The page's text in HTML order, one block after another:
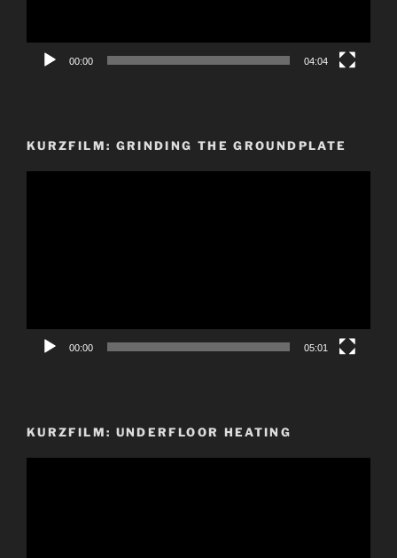
00:00 04:04
KURZFILM: GRINDING THE GROUNDPLATE
00:00 05:01
KURZFILM: UNDERFLOOR HEATING